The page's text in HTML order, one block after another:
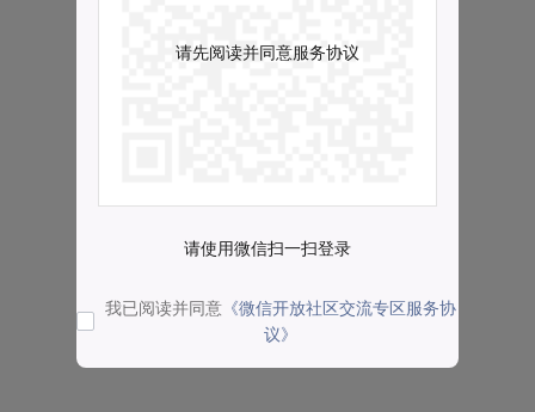
请先阅读并同意服务协议
请使用微信扫一扫登录
我已阅读并同意 《微信开放社区交流专区服务协
议》